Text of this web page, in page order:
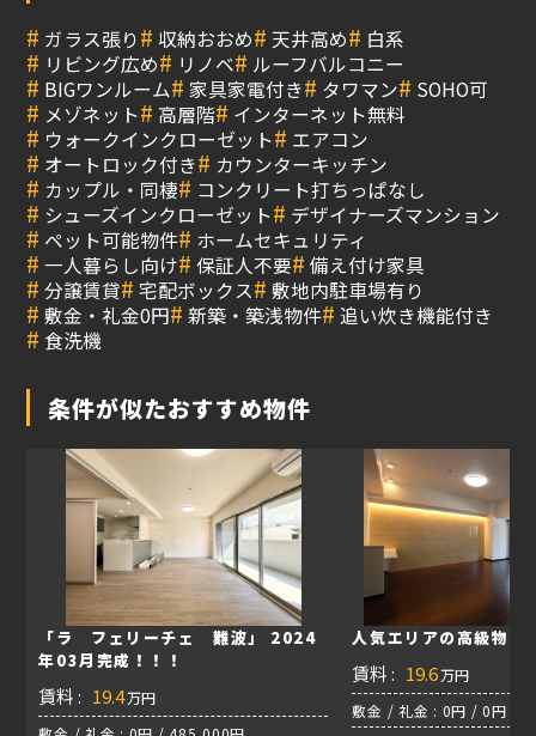
# ガラス張り# 収納おおめ# 天井高め# 白系
# リビング広め# リノベ# ルーフバルコニー
# BIGワンルーム# 家具家電付き# タワマン# SOHO可
# メゾネット# 高層階# インターネット無料
# ウォークインクローゼット# エアコン
# オートロック付き# カウンターキッチン
# カップル・同棲# コンクリート打ちっぱなし
# シューズインクローゼット# デザイナーズマンション
# ペット可能物件# ホームセキュリティ
# 一人暮らし向け# 保証人不要# 備え付け家具
# 分譲賃貸# 宅配ボックス# 敷地内駐車場有り
# 敷金・礼金0円# 新築・築浅物件# 追い炊き機能付き
# 食洗機
条件が似たおすすめ物件
「ラ フェリーチェ 難波」 2024
年03月完成！！！
賃料 : 19.4万円
人気エリアの高級物件
賃料 : 19.6万円
敷金 / 礼金 : 0円 / 0円